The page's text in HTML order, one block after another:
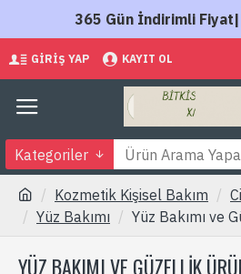
365 Gün İndirimli Fiyat|
GIRIŞ YAP KAYIT OL
Kategoriler
Kozmetik Kişisel Bakım
Yüz Bakımı
Yüz Bakımı ve
YÜZ BAKIMI VE GÜZELLIK